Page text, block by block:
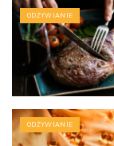
ODŻYWIANIE
ODŻYWIANIE